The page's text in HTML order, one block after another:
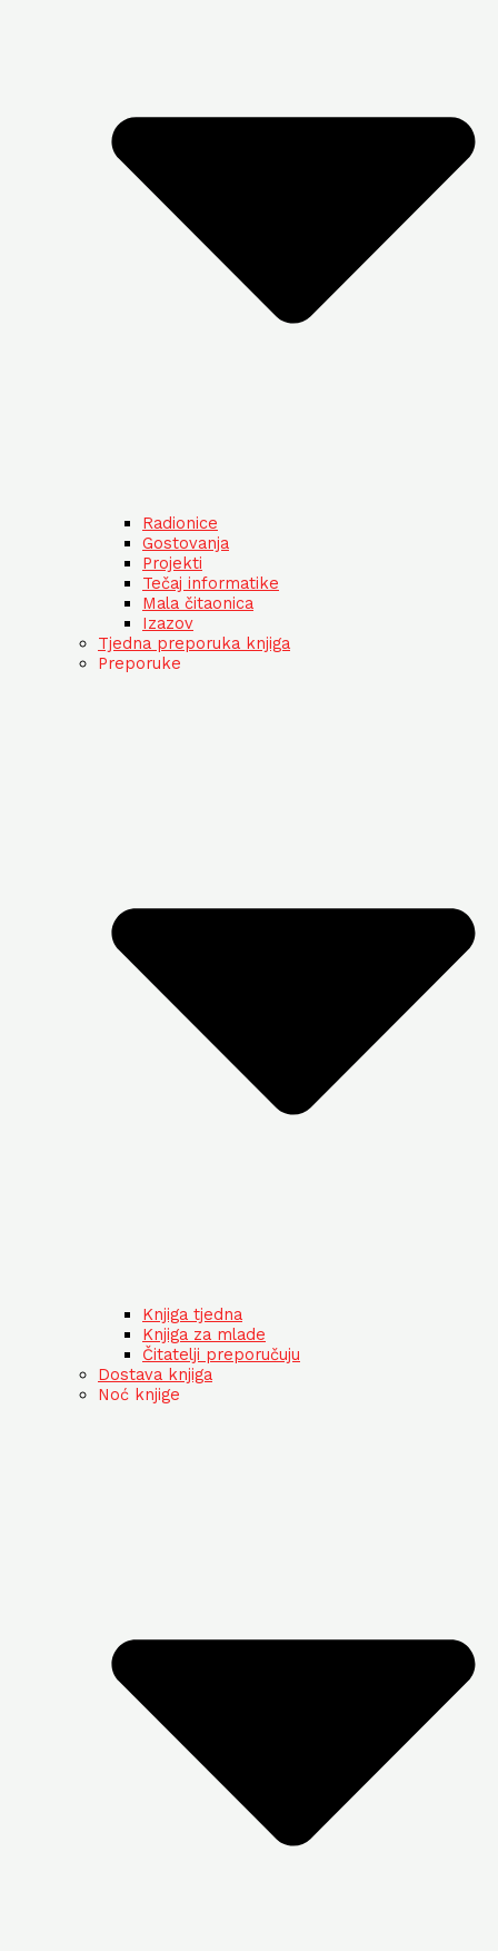
Radionice
Gostovanja
Projekti
Tečaj informatike
Mala čitaonica
Izazov
Tjedna preporuka knjiga
Preporuke
Knjiga tjedna
Knjiga za mlade
Čitatelji preporučuju
Dostava knjiga
Noć knjige